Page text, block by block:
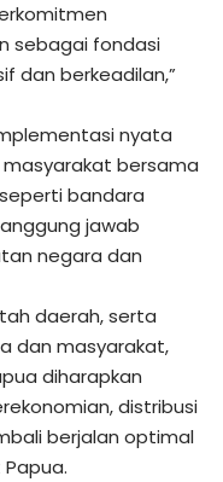
sebagai fondasi
dan berkeadilan,”
nyata
bersama
bandara
jawab
negara dan
daerah, serta
dan masyarakat,
diharapkan
distribusi
berjalan optimal